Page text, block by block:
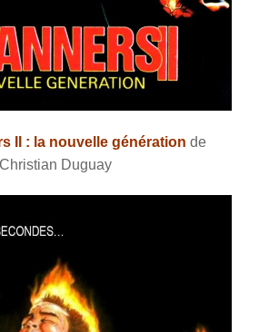
II : la nouvelle génération de
Christian Duguay